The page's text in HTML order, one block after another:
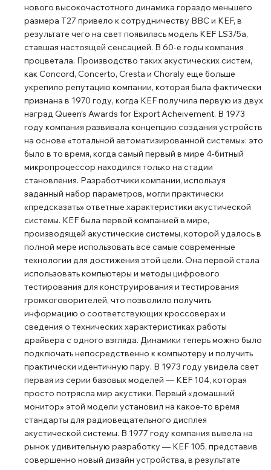
нового высокочастотного динамика гораздо меньшего
размера Т27 привело к сотрудничеству BBC и KEF, в
результате чего на свет появилась модель KEF LS3/5a,
ставшая настоящей сенсацией. В 60-е годы компания
процветала. Производство таких акустических систем,
как Concord, Concerto, Cresta и Choralу еще больше
укрепило репутацию компании, которая была фактически
признана в 1970 году, когда KEF получила первую из двух
наград Queen’s Awards for Export Acheivement. В 1973
году компания развивала концепцию создания устройств
на основе «тотальной автоматизированной системы»: это
было в то время, когда самый первый в мире 4-битный
микропроцессор находился только на стадии
становления. Разработчики компании, используя
заданный набор параметров, могли практически
«предсказать» ответные характеристики акустической
системы. KEF была первой компанией в мире,
производящей акустические системы, которой удалось в
полной мере использовать все самые современные
технологии для достижения этой цели. Она первой стала
использовать компьютеры и методы цифрового
тестирования для конструирования и тестирования
громкоговорителей, что позволило получить
информацию о соответствующих кроссоверах и
сведения о технических характеристиках работы
драйвера с одного взгляда. Динамики теперь можно было
подключать непосредственно к компьютеру и получить
практически идентичную пару. В 1973 году увидела свет
первая из серии базовых моделей ― KEF 104, которая
просто потрясла мир акустики. Первый «домашний
монитор» этой модели установил на какое-то время
стандарты для радиовещательного дисплея
акустической системы. В 1977 году компания вывела на
рынок удивительную разработку ― KEF 105, представив
совершенно новый дизайн устройства, в результате